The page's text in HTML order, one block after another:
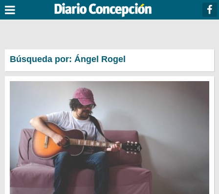
Búsqueda por: Ángel Rogel